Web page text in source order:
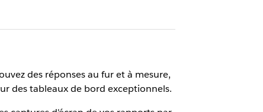
des réponses au fur et à mesure,
des tableaux de bord exceptionnels.